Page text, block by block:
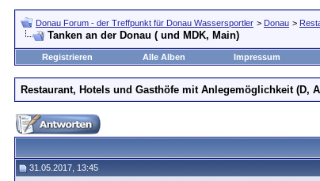
Donau Forum - der Treffpunkt für Donau Wassersportler > Donau >
Tanken an der Donau ( und MDK, Main)
Registrieren
Alle Alben Impressum
Restaurant, Hotels und Gasthöfe mit Anlegemöglichkeit (D,
31.05.2017, 13:45